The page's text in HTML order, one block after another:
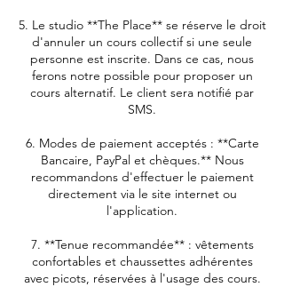
5. Le studio **The Place** se réserve le droit
d'annuler un cours collectif si une seule
personne est inscrite. Dans ce cas, nous
ferons notre possible pour proposer un
cours alternatif. Le client sera notifié par
SMS.
6. Modes de paiement acceptés : **Carte
Bancaire, PayPal et chèques.** Nous
recommandons d'effectuer le paiement
directement via le site internet ou
l'application.
7. **Tenue recommandée** : vêtements
confortables et chaussettes adhérentes
avec picots, réservées à l'usage des cours.